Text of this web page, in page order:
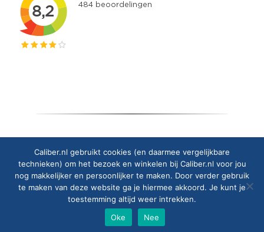
Copyright © 2025 Caliber Europe B.V.
Caliber.nl gebruikt cookies (en daarmee vergelijkbare
technieken) om het bezoek en winkelen bij Caliber.nl voor jou
nog makkelijker en persoonlijker te maken. Door verder gebruik
te maken van deze website ga je hiermee akkoord. Je kunt je
toestemming altijd weer intrekken.
Oke
Nee